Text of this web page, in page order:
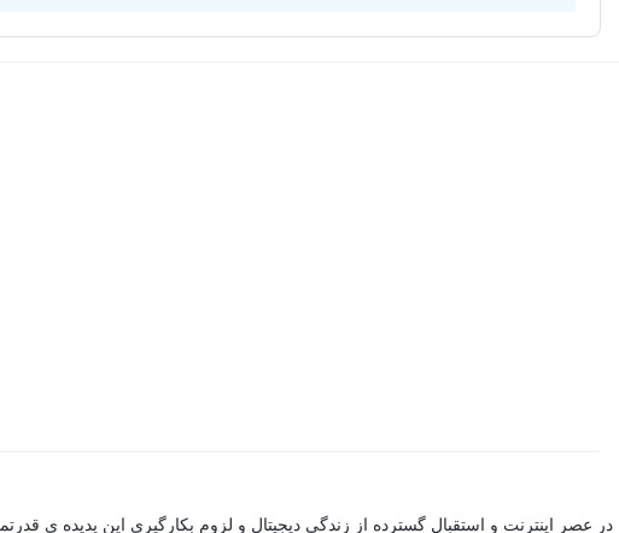
در عصر اینترنت و استقبال گسترده از زندگی دیجیتال و لزوم بکارگیری این پدیده ی